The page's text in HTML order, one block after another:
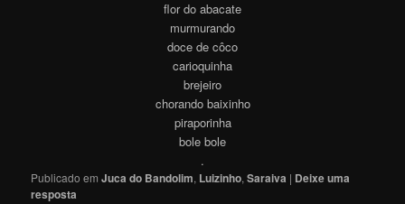
flor do abacate
murmurando
doce de côco
carioquinha
brejeiro
chorando baixinho
piraporinha
bole bole
.
Publicado em Juca do Bandolim, Luizinho,Saraiva | Deixe uma
resposta